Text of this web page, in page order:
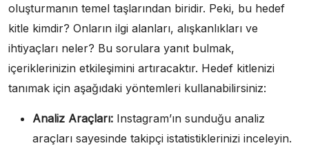
oluşturmanın temel taşlarından biridir. Peki, bu hedef
kitle kimdir? Onların ilgi alanları, alışkanlıkları ve
ihtiyaçları neler? Bu sorulara yanıt bulmak,
içeriklerinizin etkileşimini artıracaktır. Hedef kitlenizi
tanımak için aşağıdaki yöntemleri kullanabilirsiniz:
Analiz Araçları: Instagram’ın sunduğu analiz
araçları sayesinde takipçi istatistiklerinizi inceleyin.